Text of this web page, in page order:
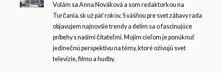
Volám sa Anna Nováková a som redaktorkou na
Turčania.sk už päť rokov. S vášňou pre svet zábavy rada
objavujem najnovšie trendy a delím sa o fascinujúce
príbehy s našimi čitateľmi. Mojím cieľom je ponúknuť
jedinečnú perspektívu na témy, ktoré oživujú svet
televízie, filmu a hudby.